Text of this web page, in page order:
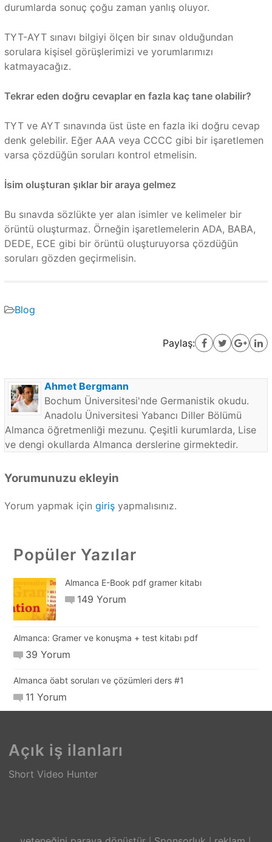
durumlarda sonuç çoğu zaman yanlış oluyor.
TYT-AYT sınavı bilgiyi ölçen bir sınav olduğundan
sorulara kişisel görüşlerimizi ve yorumlarımızı
katmayacağız.
Tekrar eden doğru cevaplar en fazla kaç tane olabilir?
TYT ve AYT sınavında üst üste en fazla iki doğru cevap
denk gelebilir. Eğer AAA veya CCCC gibi bir işaretlemen
varsa çözdüğün soruları kontrol etmelisin.
İsim oluşturan şıklar bir araya gelmez
Bu sınavda sözlükte yer alan isimler ve kelimeler bir
örüntü oluşturmaz. Örneğin işaretlemelerin ADA, BABA,
DEDE, ECE gibi bir örüntü oluşturuyorsa çözdüğün
soruları gözden geçirmelisin.
Blog
Paylaş:
Ahmet Bergmann
Bochum Üniversitesi'nde Germanistik okudu.
Anadolu Üniversitesi Yabancı Diller Bölümü
Almanca öğretmenliği mezunu. Çeşitli kurumlarda, Lise
ve dengi okullarda Almanca derslerine girmektedir.
Yorumunuzu ekleyin
Yorum yapmak için girişyapmalısınız.
Popüler Yazılar
Almanca E-Book pdf gramer kitabı
149 Yorum
Almanca: Gramer ve konuşma + test kitabı pdf
39 Yorum
Almanca öabt soruları ve çözümleri ders #1
11 Yorum
Açık iş ilanları
Short Video Hunter